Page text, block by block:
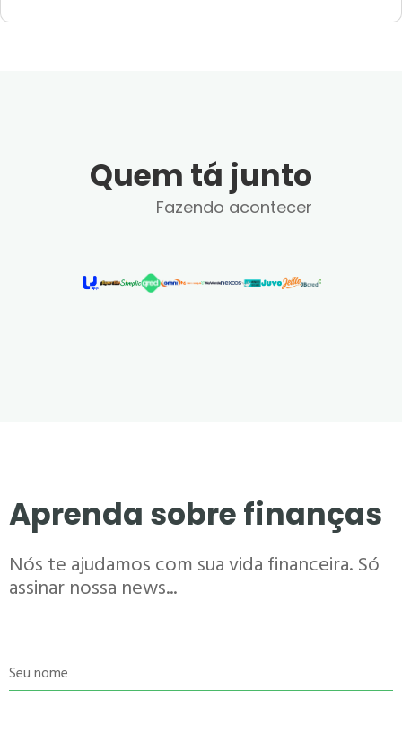
Quem tá junto
Fazendo acontecer
Aprenda sobre finanças
Nós te ajudamos com sua vida financeira. Só
assinar nossa news...
Seu nome